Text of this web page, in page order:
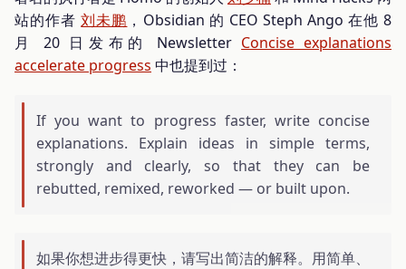
站的作者刘未鹏 ，Obsidian 的 CEO Steph Ango 在他 8
月 20 日发布的 Newsletter Concise explanations
accelerate progress 中也提到过：
If you want to progress faster, write concise
explanations. Explain ideas in simple terms,
strongly and clearly, so that they can be
rebutted, remixed, reworked — or built upon.
如果你想进步得更快，请写出简洁的解释。用简单、